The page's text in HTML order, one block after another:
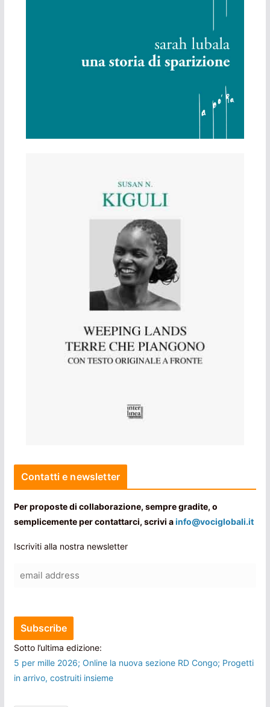
Contatti e newsletter
Per proposte di collaborazione, sempre gradite, o
semplicemente per contattarci, scrivi ainfo@vociglobali.it
Iscriviti alla nostra newsletter
Sotto l’ultima edizione:
5 per mille 2026; Online la nuova sezione RD Congo; Progetti
in arrivo, costruiti insieme